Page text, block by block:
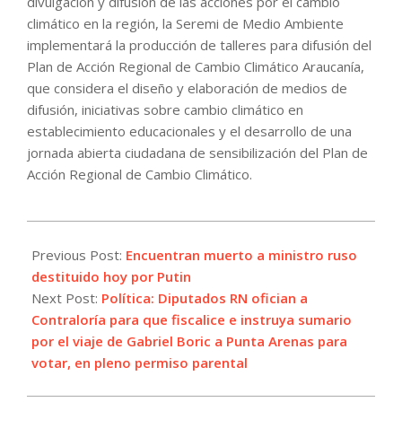
climático en la región, la Seremi de Medio Ambiente
implementará la producción de talleres para difusión del
Plan de Acción Regional de Cambio Climático Araucanía,
que considera el diseño y elaboración de medios de
difusión, iniciativas sobre cambio climático en
establecimiento educacionales y el desarrollo de una
jornada abierta ciudadana de sensibilización del Plan de
Acción Regional de Cambio Climático.
07-
07
Previous Post: Encuentran muerto a ministro ruso
destituido hoy por Putin
Next Post: Política: Diputados RN ofician a
Contraloría para que fiscalice e instruya sumario
por el viaje de Gabriel Boric a Punta Arenas para
votar, en pleno permiso parental